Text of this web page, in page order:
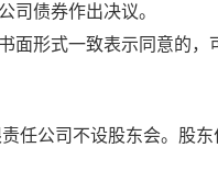
司债券作出决议。
面形式一致表示同意的
任公司不设股东会。股